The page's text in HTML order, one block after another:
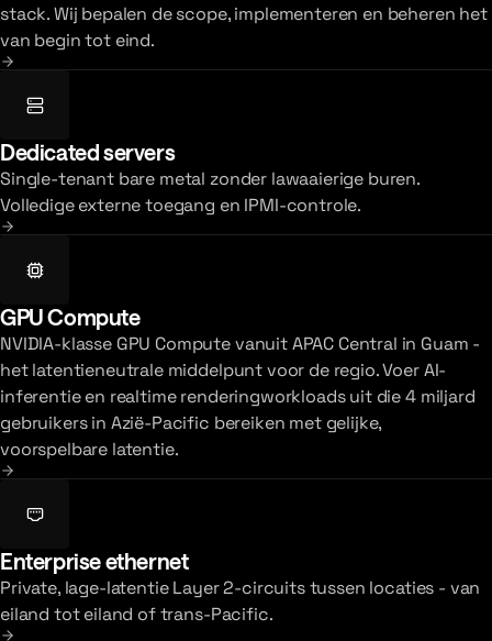
stack. Wij bepalen de scope, implementeren en beheren het
van begin tot eind.
Dedicated servers
Single-tenant bare metal zonder lawaaierige buren.
Volledige externe toegang en IPMI-controle.
GPU Compute
NVIDIA-klasse GPU Compute vanuit APAC Central in Guam -
het latentieneutrale middelpunt voor de regio. Voer AI-
inferentie en realtime renderingworkloads uit die 4 miljard
gebruikers in Azië-Pacific bereiken met gelijke,
voorspelbare latentie.
Enterprise ethernet
Private, lage-latentie Layer 2-circuits tussen locaties - van
eiland tot eiland of trans-Pacific.